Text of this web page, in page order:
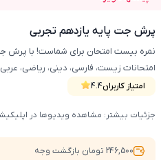
پرش جت پایه یازدهم تجربی
امتیاز کاربران4.4
نمره بیست امتحان برای شماست! با پرش
امتحانات زیست، فارسی، دینی، ریاضی،
جزئیات بیشتر: مشاهده ویدیوها در
246,500 تومان بازگشت وجه